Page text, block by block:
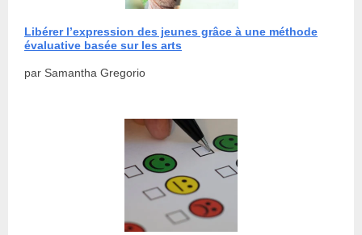
Libérer l’expression des jeunes grâce à une méthode
évaluative basée sur les arts
par Samantha Gregorio